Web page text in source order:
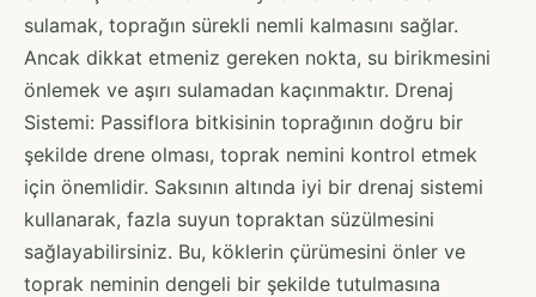
sulamak, toprağın sürekli nemli kalmasını sağlar.
Ancak dikkat etmeniz gereken nokta, su birikmesini
önlemek ve aşırı sulamadan kaçınmaktır. Drenaj
Sistemi: Passiflora bitkisinin toprağının doğru bir
şekilde drene olması, toprak nemini kontrol etmek
için önemlidir. Saksının altında iyi bir drenaj sistemi
kullanarak, fazla suyun topraktan süzülmesini
sağlayabilirsiniz. Bu, köklerin çürümesini önler ve
toprak neminin dengeli bir şekilde tutulmasına